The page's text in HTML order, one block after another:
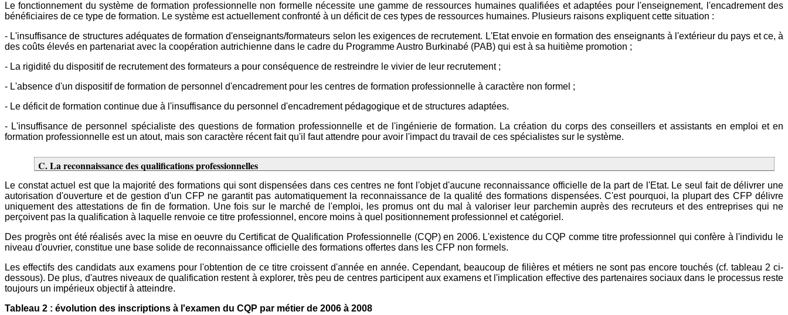
Le fonctionnement du système de formation professionnelle non formelle nécessite une gamme de ressources humaines qualifiées et adaptées pour l'enseignement, l'encadrement des
bénéficiaires de ce type de formation. Le système est actuellement confronté à un déficit de ces types de ressources humaines. Plusieurs raisons expliquent cette situation :
- L'insuffisance de structures adéquates de formation d'enseignants/formateurs selon les exigences de recrutement. L'Etat envoie en formation des enseignants à l'extérieur du pays et ce, à
des coûts élevés en partenariat avec la coopération autrichienne dans le cadre du Programme Austro Burkinabé (PAB) qui est à sa huitième promotion ;
- La rigidité du dispositif de recrutement des formateurs a pour conséquence de restreindre le vivier de leur recrutement ;
- L'absence d'un dispositif de formation de personnel d'encadrement pour les centres de formation professionnelle à caractère non formel ;
- Le déficit de formation continue due à l'insuffisance du personnel d'encadrement pédagogique et de structures adaptées.
- L'insuffisance de personnel spécialiste des questions de formation professionnelle et de l'ingénierie de formation. La création du corps des conseillers et assistants en emploi et en
formation professionnelle est un atout, mais son caractère récent fait qu'il faut attendre pour avoir l'impact du travail de ces spécialistes sur le système.
C. La reconnaissance des qualifications professionnelles
Le constat actuel est que la majorité des formations qui sont dispensées dans ces centres ne font l'objet d'aucune reconnaissance officielle de la part de l'Etat. Le seul fait de délivrer une
autorisation d'ouverture et de gestion d'un CFP ne garantit pas automatiquement la reconnaissance de la qualité des formations dispensées. C'est pourquoi, la plupart des CFP délivre
uniquement des attestations de fin de formation. Une fois sur le marché de l'emploi, les promus ont du mal à valoriser leur parchemin auprès des recruteurs et des entreprises qui ne
perçoivent pas la qualification à laquelle renvoie ce titre professionnel, encore moins à quel positionnement professionnel et catégoriel.
Des progrès ont été réalisés avec la mise en oeuvre du Certificat de Qualification Professionnelle (CQP) en 2006. L'existence du CQP comme titre professionnel qui confère à l'individu le
niveau d'ouvrier, constitue une base solide de reconnaissance officielle des formations offertes dans les CFP non formels.
Les effectifs des candidats aux examens pour l'obtention de ce titre croissent d'année en année. Cependant, beaucoup de filières et métiers ne sont pas encore touchés (cf. tableau 2 ci-
dessous). De plus, d'autres niveaux de qualification restent à explorer, très peu de centres participent aux examens et l'implication effective des partenaires sociaux dans le processus reste
toujours un impérieux objectif à atteindre.
Tableau 2 : évolution des inscriptions à l'examen du CQP par métier de 2006 à 2008